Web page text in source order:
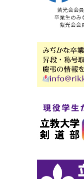
紫光会会
卒業生のみ
紫光会会